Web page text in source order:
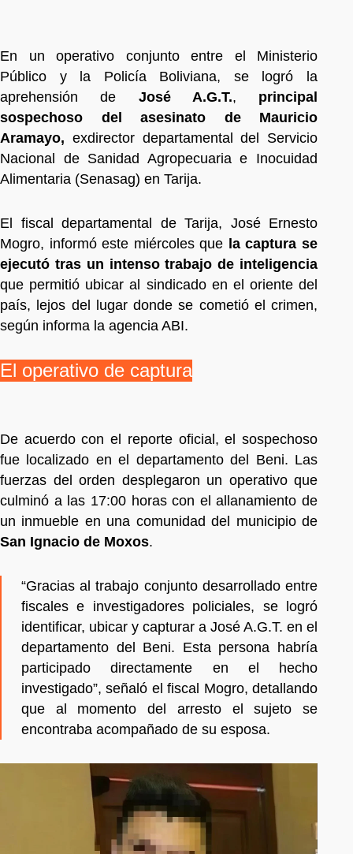
En un operativo conjunto entre el Ministerio
Público y la Policía Boliviana, se logró la
aprehensión de José A.G.T., principal
sospechoso del asesinato de Mauricio
Aramayo, exdirector departamental del Servicio
Nacional de Sanidad Agropecuaria e Inocuidad
Alimentaria (Senasag) en Tarija.
El fiscal departamental de Tarija, José Ernesto
Mogro, informó este miércoles que la captura se
ejecutó tras un intenso trabajo de inteligencia
que permitió ubicar al sindicado en el oriente del
país, lejos del lugar donde se cometió el crimen,
según informa la agencia ABI.
El operativo de captura
De acuerdo con el reporte oficial, el sospechoso
fue localizado en el departamento del Beni. Las
fuerzas del orden desplegaron un operativo que
culminó a las 17:00 horas con el allanamiento de
un inmueble en una comunidad del municipio de
San Ignacio de Moxos.
“Gracias al trabajo conjunto desarrollado entre
fiscales e investigadores policiales, se logró
identificar, ubicar y capturar a José A.G.T. en el
departamento del Beni. Esta persona habría
participado directamente en el hecho
investigado”, señaló el fiscal Mogro, detallando
que al momento del arresto el sujeto se
encontraba acompañado de su esposa.